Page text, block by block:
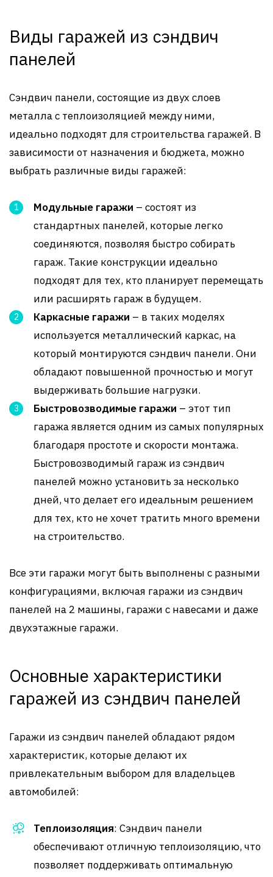
Виды гаражей из сэндвич
панелей
Сэндвич панели, состоящие из двух слоев
металла с теплоизоляцией между ними,
идеально подходят для строительства гаражей. В
зависимости от назначения и бюджета, можно
выбрать различные виды гаражей:
Модульные гаражи – состоят из
стандартных панелей, которые легко
соединяются, позволяя быстро собирать
гараж. Такие конструкции идеально
подходят для тех, кто планирует перемещать
или расширять гараж в будущем.
Каркасные гаражи – в таких моделях
используется металлический каркас, на
который монтируются сэндвич панели. Они
обладают повышенной прочностью и могут
выдерживать большие нагрузки.
Быстровозводимые гаражи – этот тип
гаража является одним из самых популярных
благодаря простоте и скорости монтажа.
Быстровозводимый гараж из сэндвич
панелей можно установить за несколько
дней, что делает его идеальным решением
для тех, кто не хочет тратить много времени
на строительство.
Все эти гаражи могут быть выполнены с разными
конфигурациями, включая гаражи из сэндвич
панелей на 2 машины, гаражи с навесами и даже
двухэтажные гаражи.
Основные характеристики
гаражей из сэндвич панелей
Гаражи из сэндвич панелей обладают рядом
характеристик, которые делают их
привлекательным выбором для владельцев
автомобилей:
Теплоизоляция: Сэндвич панели
обеспечивают отличную теплоизоляцию, что
позволяет поддерживать оптимальную